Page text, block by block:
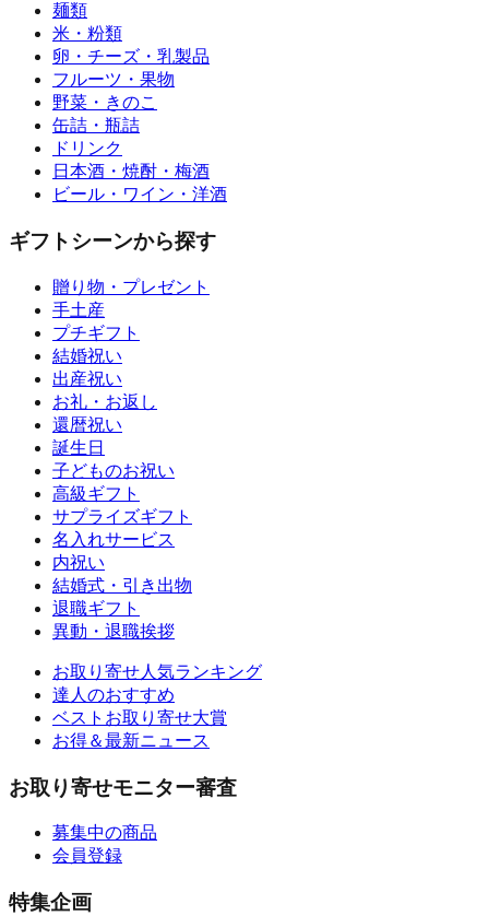
麺類
米・粉類
卵・チーズ・乳製品
フルーツ・果物
野菜・きのこ
缶詰・瓶詰
ドリンク
日本酒・焼酎・梅酒
ビール・ワイン・洋酒
ギフトシーンから探す
贈り物・プレゼント
手土産
プチギフト
結婚祝い
出産祝い
お礼・お返し
還暦祝い
誕生日
子どものお祝い
高級ギフト
サプライズギフト
名入れサービス
内祝い
結婚式・引き出物
退職ギフト
異動・退職挨拶
お取り寄せ人気ランキング
達人のおすすめ
ベストお取り寄せ大賞
お得＆最新ニュース
お取り寄せモニター審査
募集中の商品
会員登録
特集企画